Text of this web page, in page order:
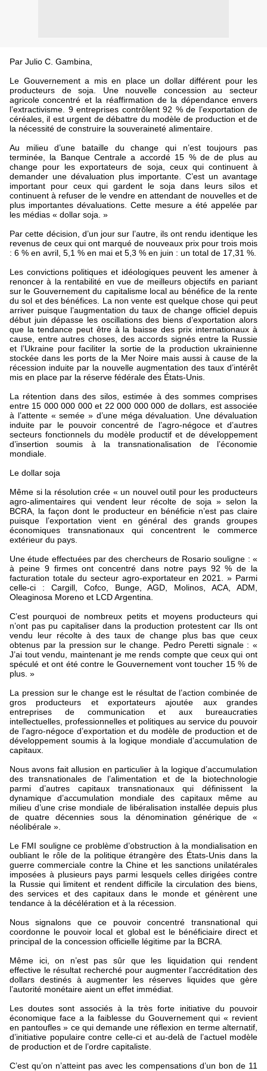
Par Julio C. Gambina,
Le Gouvernement a mis en place un dollar différent pour les
producteurs de soja. Une nouvelle concession au secteur
agricole concentré et la réaffirmation de la dépendance envers
l’extractivisme. 9 entreprises contrôlent 92 % de l’exportation de
céréales, il est urgent de débattre du modèle de production et de
la nécessité de construire la souveraineté alimentaire.
Au milieu d’une bataille du change qui n’est toujours pas
terminée, la Banque Centrale a accordé 15 % de de plus au
change pour les exportateurs de soja, ceux qui continuent à
demander une dévaluation plus importante. C’est un avantage
important pour ceux qui gardent le soja dans leurs silos et
continuent à refuser de le vendre en attendant de nouvelles et de
plus importantes dévaluations. Cette mesure a été appelée par
les médias « dollar soja. »
Par cette décision, d’un jour sur l’autre, ils ont rendu identique les
revenus de ceux qui ont marqué de nouveaux prix pour trois mois
: 6 % en avril, 5,1 % en mai et 5,3 % en juin : un total de 17,31 %.
Les convictions politiques et idéologiques peuvent les amener à
renoncer à la rentabilité en vue de meilleurs objectifs en pariant
sur le Gouvernement du capitalisme local au bénéfice de la rente
du sol et des bénéfices. La non vente est quelque chose qui peut
arriver puisque l’augmentation du taux de change officiel depuis
début juin dépasse les oscillations des biens d’exportation alors
que la tendance peut être à la baisse des prix internationaux à
cause, entre autres choses, des accords signés entre la Russie
et l’Ukraine pour faciliter la sortie de la production ukrainienne
stockée dans les ports de la Mer Noire mais aussi à cause de la
récession induite par la nouvelle augmentation des taux d’intérêt
mis en place par la réserve fédérale des États-Unis.
La rétention dans des silos, estimée à des sommes comprises
entre 15 000 000 000 et 22 000 000 000 de dollars, est associée
à l’attente « semée » d’une méga dévaluation. Une dévaluation
induite par le pouvoir concentré de l’agro-négoce et d’autres
secteurs fonctionnels du modèle productif et de développement
d’insertion soumis à la transnationalisation de l’économie
mondiale.
Le dollar soja
Même si la résolution crée « un nouvel outil pour les producteurs
agro-alimentaires qui vendent leur récolte de soja » selon la
BCRA, la façon dont le producteur en bénéficie n’est pas claire
puisque l’exportation vient en général des grands groupes
économiques transnationaux qui concentrent le commerce
extérieur du pays.
Une étude effectuées par des chercheurs de Rosario souligne : «
à peine 9 firmes ont concentré dans notre pays 92 % de la
facturation totale du secteur agro-exportateur en 2021. » Parmi
celle-ci : Cargill, Cofco, Bunge, AGD, Molinos, ACA, ADM,
Oleaginosa Moreno et LCD Argentina.
C’est pourquoi de nombreux petits et moyens producteurs qui
n’ont pas pu capitaliser dans la production protestent car Ils ont
vendu leur récolte à des taux de change plus bas que ceux
obtenus par la pression sur le change. Pedro Peretti signale : «
J’ai tout vendu, maintenant je me rends compte que ceux qui ont
spéculé et ont été contre le Gouvernement vont toucher 15 % de
plus. »
La pression sur le change est le résultat de l’action combinée de
gros producteurs et exportateurs ajoutée aux grandes
entreprises de communication et aux bureaucraties
intellectuelles, professionnelles et politiques au service du pouvoir
de l’agro-négoce d’exportation et du modèle de production et de
développement soumis à la logique mondiale d’accumulation de
capitaux.
Nous avons fait allusion en particulier à la logique d’accumulation
des transnationales de l’alimentation et de la biotechnologie
parmi d’autres capitaux transnationaux qui définissent la
dynamique d’accumulation mondiale des capitaux même au
milieu d’une crise mondiale de libéralisation installée depuis plus
de quatre décennies sous la dénomination générique de «
néolibérale ».
Le FMI souligne ce problème d’obstruction à la mondialisation en
oubliant le rôle de la politique étrangère des États-Unis dans la
guerre commerciale contre la Chine et les sanctions unilatérales
imposées à plusieurs pays parmi lesquels celles dirigées contre
la Russie qui limitent et rendent difficile la circulation des biens,
des services et des capitaux dans le monde et génèrent une
tendance à la décélération et à la récession.
Nous signalons que ce pouvoir concentré transnational qui
coordonne le pouvoir local et global est le bénéficiaire direct et
principal de la concession officielle légitime par la BCRA.
Même ici, on n’est pas sûr que les liquidation qui rendent
effective le résultat recherché pour augmenter l’accréditation des
dollars destinés à augmenter les réserves liquides que gère
l’autorité monétaire aient un effet immédiat.
Les doutes sont associés à la très forte initiative du pouvoir
économique face a la faiblesse du Gouvernement qui « revient
en pantoufles » ce qui demande une réflexion en terme alternatif,
d’initiative populaire contre celle-ci et au-delà de l’actuel modèle
de production et de l’ordre capitaliste.
C’est qu’on n’atteint pas avec les compensations d’un bon de 11